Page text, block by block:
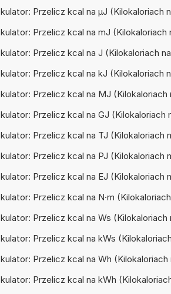
Przelicz kcal na µJ (Kilokaloriach
Przelicz kcal na mJ (Kilokaloriach
Przelicz kcal na J (Kilokaloriach
Przelicz kcal na kJ (Kilokaloriach
Przelicz kcal na MJ (Kilokaloriach
Przelicz kcal na GJ (Kilokaloriach
Przelicz kcal na TJ (Kilokaloriach
Przelicz kcal na PJ (Kilokaloriach
Przelicz kcal na EJ (Kilokaloriach
Przelicz kcal na N·m (Kilokaloriach
Przelicz kcal na Ws (Kilokaloriach
Przelicz kcal na kWs
Przelicz kcal na Wh
Przelicz kcal na kWh